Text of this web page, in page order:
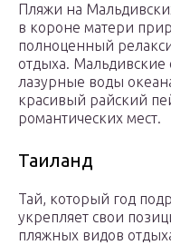
Пляжи на
в короне матери
полноценный
отдыха. Мальдивские
лазурные воды
красивый райский
романтических мест.
Таиланд
Тай, который год
укрепляет свои
пляжных видов